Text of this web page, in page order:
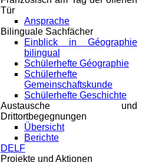
Tür
Ansprache
Bilinguale Sachfächer
Einblick in Géographie
bilingual
Schülerhefte Géographie
Schülerhefte
Gemeinschaftskunde
Schülerhefte Geschichte
Austausche und
Drittortbegegnungen
Übersicht
Berichte
DELF
Projekte und Aktionen